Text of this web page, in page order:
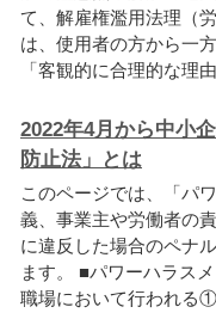
て、解雇権濫用法理（
は、使用者の方から一
「客観的に合理的な理
2022年4月から中小
防止法」とは
このページでは、「パ
義、事業主や労働者の
に違反した場合のペナ
ます。 ■パワーハラスメ
職場において行われる